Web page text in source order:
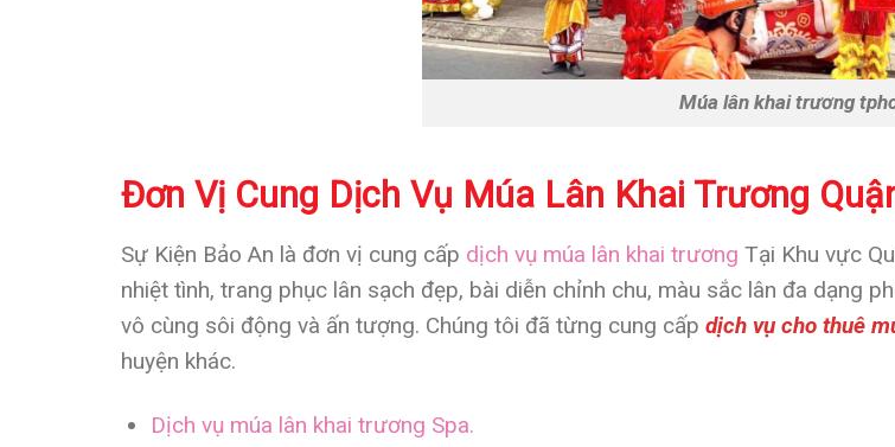
Múa lân khai trương
Đơn Vị Cung Dịch Vụ Múa Lân Khai Trương
Sự Kiện Bảo An là đơn vị cung cấp dịch vụ múa lân khai trương Tại Khu vực
nhiệt tình, trang phục lân sạch đẹp, bài diễn chỉnh chu, màu sắc lân đa dạng
vô cùng sôi động và ấn tượng. Chúng tôi đã từng cung cấp dịch vụ cho thuê
huyện khác.
Dịch vụ múa lân khai trương Spa.